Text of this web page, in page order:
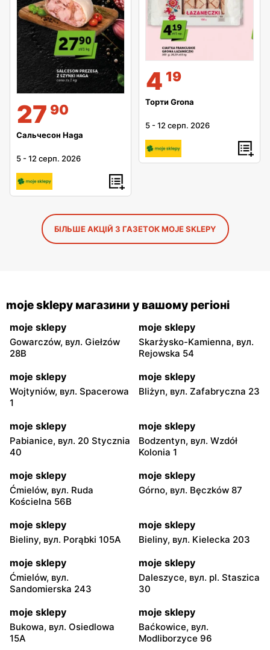
27 90
Сальчесон Haga
5 -12 серп. 2026
4 19
Торти Grona
5 -12 серп. 2026
БІЛЬШЕ АКЦІЙ З ГАЗЕТОК MOJE SKLEPY
moje sklepy магазини у вашому регіоні
moje sklepy
Gowarczów, вул. Giełzów
28B
moje sklepy
Skarżysko-Kamienna, вул.
Rejowska 54
moje sklepy
Wojtyniów, вул. Spacerowa
1
moje sklepy
Bliżyn, вул. Zafabryczna 23
moje sklepy
Pabianice, вул. 20 Stycznia
40
moje sklepy
Bodzentyn, вул. Wzdół
Kolonia 1
moje sklepy
Ćmielów, вул. Ruda
Kościelna 56B
moje sklepy
Górno, вул. Bęczków 87
moje sklepy
Bieliny, вул. Porąbki 105A
moje sklepy
Bieliny, вул. Kielecka 203
moje sklepy
Ćmielów, вул.
Sandomierska 243
moje sklepy
Daleszyce, вул. pl. Staszica
30
moje sklepy
Bukowa, вул. Osiedlowa
15A
moje sklepy
Baćkowice, вул.
Modliborzyce 96